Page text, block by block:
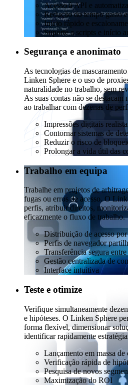
Acesso à API e
Redução do tempo gasto
Início rápido e
Suporte a scripts e início
Segurança e anonimato
As tecnologias de
Linken Sphere e o uso de
naturalidade no trabalho, sem
As suas contas não se destacam
ao trabalhar com dezenas de
Impressões digitais
Contornar sistemas de
Reduzir o risco de
Prolongar a vida útil das
Trabalho em equipa
Trabalhe em projetos de
fugas ou erros de acesso. O
perfis, atribuir direitos,
eficazmente o fluxo de trabalho.
Distribuição de acesso
Perfis de navegador
Transferência segura
Gestão centralizada de
Interface intuitiva
Teste e otimize
Verifique simultaneamente
e hipóteses. O Linken Sphere
forma flexível, dimensionar
identificar rapidamente
Lançamento em massa de
Verificação rápida de
Pesquisa de novos
Maximização do ROI